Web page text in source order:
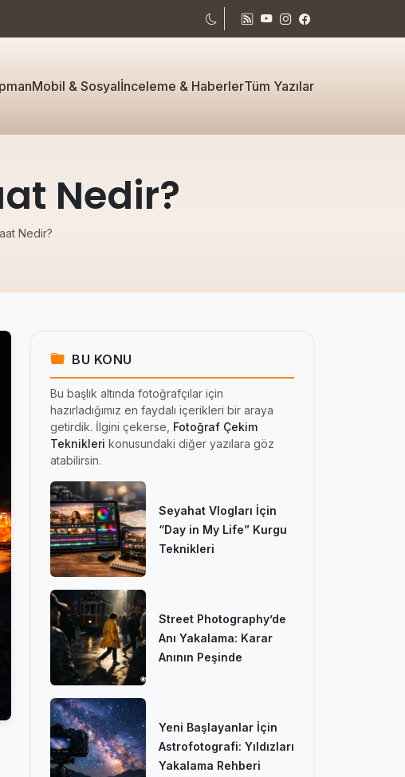
Mobil & Sosyalİnceleme & HaberlerTüm Yazılar
Nedir?
Nedir?
BU KONU
Bu başlık altında fotoğrafçılar için
hazırladığımız en faydalı içerikleri bir araya
getirdik. İlgini çekerse, Fotoğraf Çekim
Teknikleri konusundaki diğer yazılara göz
atabilirsin.
Seyahat Vlogları İçin
“Day in My Life” Kurgu
Teknikleri
Street Photography’de
Anı Yakalama: Karar
Anının Peşinde
Yeni Başlayanlar İçin
Astrofotografi: Yıldızları
Yakalama Rehberi